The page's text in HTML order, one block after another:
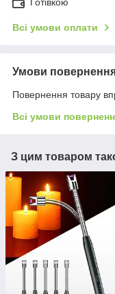
Готівкою
Всі умови оплати
Умови
Повернення товару
Всі умови
З цим товаром